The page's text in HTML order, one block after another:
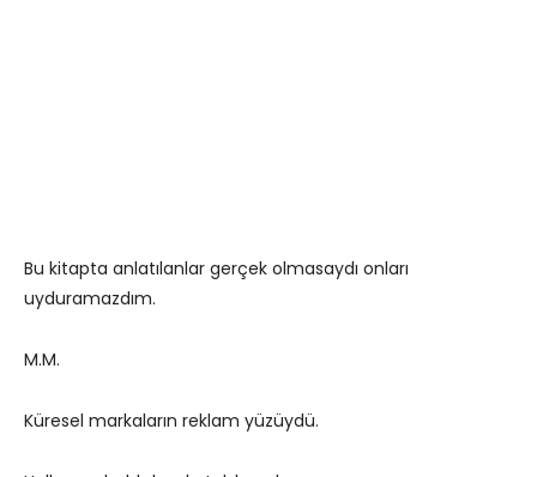
Bu kitapta anlatılanlar gerçek olmasaydı onları
uyduramazdım.
M.M.
Küresel markaların reklam yüzüydü.